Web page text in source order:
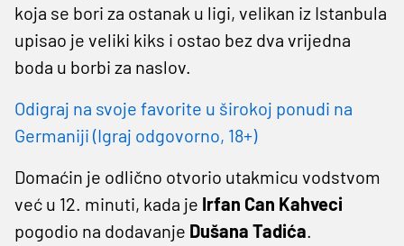
koja se bori za ostanak u ligi, velikan iz Istanbula
upisao je veliki kiks i ostao bez dva vrijedna
boda u borbi za naslov.
Odigraj na svoje favorite u širokoj ponudi na
Germaniji (Igraj odgovorno, 18+)
Domaćin je odlično otvorio utakmicu vodstvom
već u 12. minuti, kada je Irfan Can Kahveci
pogodio na dodavanje Dušana Tadića.